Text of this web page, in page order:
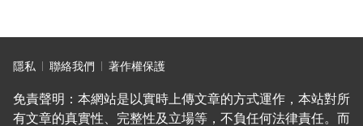
隱私 聯絡我們 著作權保護
免責聲明：本網站是以實時上傳文章的方式運作，本站對所
有文章的真實性、完整性及立場等，不負任何法律責任。而